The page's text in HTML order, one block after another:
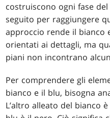
costruiscono ogni fase
seguito per raggiungere
approccio rende il bianco
orientati ai dettagli, ma
piani non incontrano
Per comprendere gli
bianco e il blu, bisogna
L’altro alleato del bianco